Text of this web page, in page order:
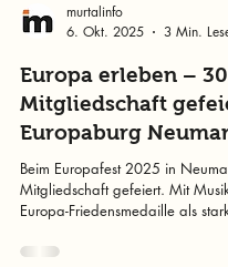
murtalinfo
Europa erleben –
Mitgliedschaft
Europaburg